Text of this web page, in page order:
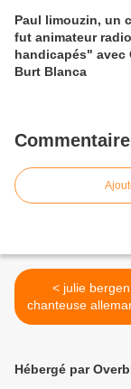
Paul limouzin, un
fut animateur
handicapés" avec
Burt Blanca
< julie bergen, une
chanteuse
carrière en
Hébergé par